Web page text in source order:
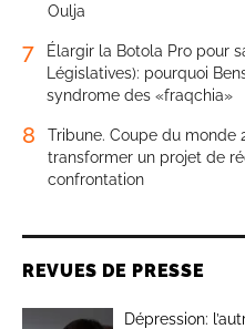
Oulja
7
Élargir la Botola Pro pour
Législatives): pourquoi
syndrome des «fraqchia»
8
Tribune. Coupe du monde
transformer un projet de
confrontation
REVUES DE PRESSE
Dépression: